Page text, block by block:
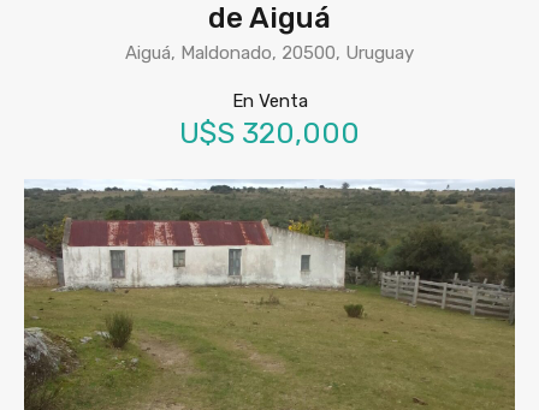
de Aiguá
Aiguá, Maldonado, 20500, Uruguay
En Venta
U$S 320,000